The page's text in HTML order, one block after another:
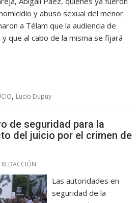
y abuso sexual del menor.
a Télam que la audiencia de
que al cabo de la misma se fijará
, Lucio Dupuy
de seguridad para la
del juicio por el crimen de
REDACCIÓN
Las autoridades en
seguridad de la